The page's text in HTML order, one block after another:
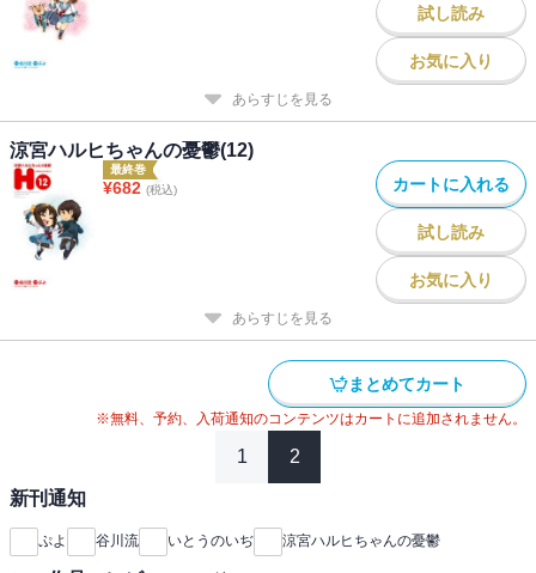
試し読み
お気に入り
あらすじを見る
涼宮ハルヒちゃんの憂鬱(12)
最終巻
¥682 (税込) カートに入れる
試し読み
お気に入り
あらすじを見る
まとめてカート
※無料、予約、入荷通知のコンテンツはカートに追加されません。
1 2
新刊通知
ぷよ 谷川流 いとうのいぢ 涼宮ハルヒちゃんの憂鬱